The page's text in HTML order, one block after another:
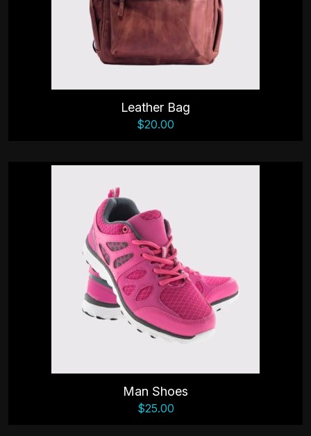
Leather Bag
$20.00
Man Shoes
$25.00